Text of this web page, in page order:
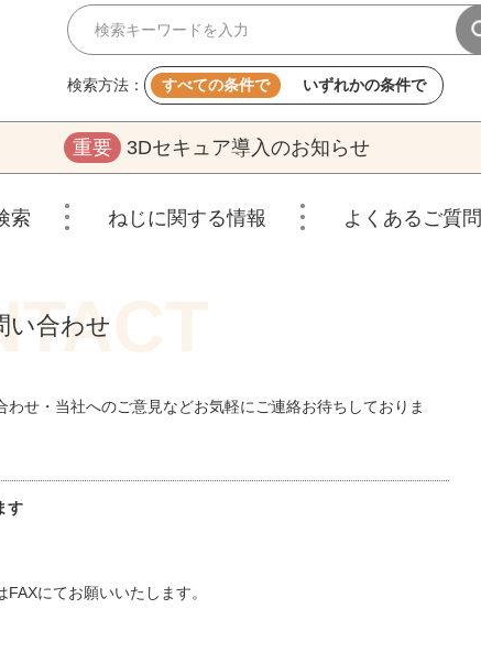
検索方法： すべての条件で いずれかの条件で
重要 3Dセキュア導入のお知らせ
索 ねじに関する情報 よくあるご質問
い合わせ
せ・当社へのご意見などお気軽にご連絡お待ちしておりま
す
にてお願いいたします。